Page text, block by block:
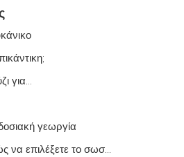
για...
γεωργία
Parmigiano Reggiano: πώς να επιλέξετε το σωστό